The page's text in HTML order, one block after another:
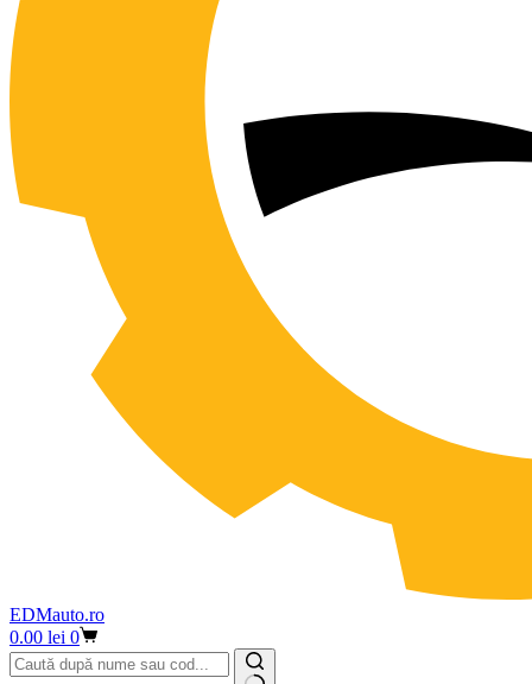
EDMauto.ro
Coș
de
cumpărături
0.00 lei 0